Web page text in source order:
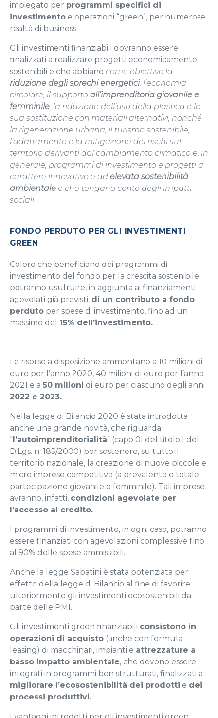
impiegato per programmi specifici di
investimento e operazioni “green”, per numerose
realtà di business.
Gli investimenti finanziabili dovranno essere
finalizzati a realizzare progetti economicamente
sostenibili e che abbiano come obiettivo la
riduzione degli sprechi energetici, l’economia
circolare, il supporto all’imprenditoria giovanile e
femminile, la riduzione dell’uso della plastica e la
sua sostituzione con materiali alternativi, nonché
la rigenerazione urbana, il turismo sostenibile,
l’adattamento e la mitigazione dei rischi sul
territorio derivanti dal cambiamento climatico e, in
generale, programmi di investimento e progetti a
carattere innovativo e ad elevata sostenibilità
ambientale e che tengano conto degli impatti
sociali.
FONDO PERDUTO PER GLI INVESTIMENTI
GREEN
Coloro che beneficiano dei programmi di
investimento del fondo per la crescita sostenibile
potranno usufruire, in aggiunta ai finanziamenti
agevolati già previsti, di un contributo a fondo
perduto per spese di investimento, fino ad un
massimo del 15% dell’investimento.
Le risorse a disposizione ammontano a 10 milioni di
euro per l’anno 2020, 40 milioni di euro per l’anno
2021 e a 50 milioni di euro per ciascuno degli anni
2022 e 2023.
Nella legge di Bilancio 2020 è stata introdotta
anche una grande novità, che riguarda
“l’autoimprenditorialità” (capo 0I del titolo I del
D.Lgs. n. 185/2000) per sostenere, su tutto il
territorio nazionale, la creazione di nuove piccole e
micro imprese competitive (a prevalente o totale
partecipazione giovanile o femminile). Tali imprese
avranno, infatti, condizioni agevolate per
l’accesso al credito.
I programmi di investimento, in ogni caso, potranno
essere finanziati con agevolazioni complessive fino
al 90% delle spese ammissibili.
Anche la legge Sabatini è stata potenziata per
effetto della legge di Bilancio al fine di favorire
ulteriormente gli investimenti ecosostenibili da
parte delle PMI.
Gli investimenti green finanziabili consistono in
operazioni di acquisto (anche con formula
leasing) di macchinari, impianti e attrezzature a
basso impatto ambientale, che devono essere
integrati in programmi ben strutturati, finalizzati a
migliorare l’ecosostenibilità dei prodotti e dei
processi produttivi.